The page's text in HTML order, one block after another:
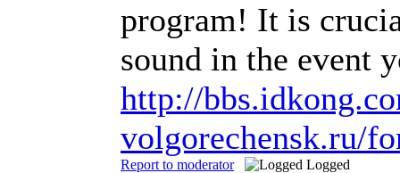
program! It is
sound in the event
http://
volgorechensk.ru/
Report to moderator Logged